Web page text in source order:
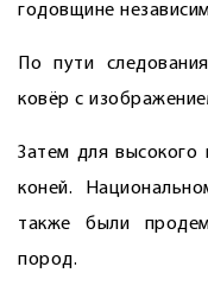
годовщине
По пути
ковёр с
Затем для высокого
коней.
также были
пород.